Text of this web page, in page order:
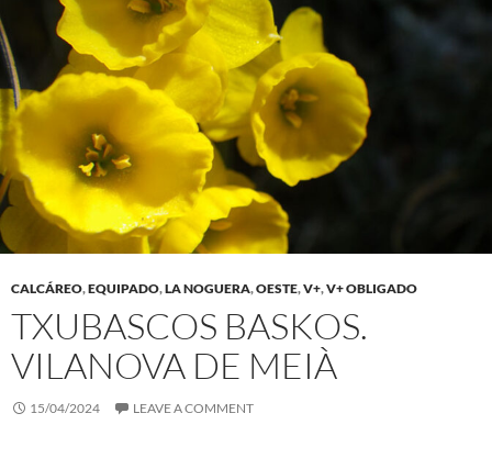
CALCÁREO,EQUIPADO,LA NOGUERA,OESTE,V+,V+ OBLIGADO
TXUBASCOS BASKOS.
VILANOVA DE MEIÀ
15/04/2024 LEAVE A COMMENT